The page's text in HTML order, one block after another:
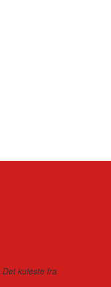
Det kuleste fra